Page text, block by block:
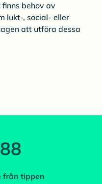
finns behov av
lukt-, social- eller
att utföra dessa
från tippen